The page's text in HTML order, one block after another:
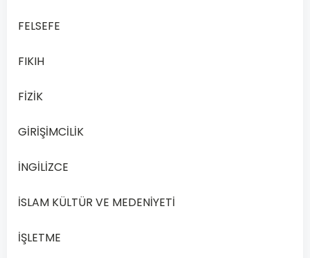
ilgili
bir
İnsan
nedenlerini
FELSEFE
FIKIH
FİZİK
GİRİŞİMCİLİK
İNGİLİZCE
İSLAM KÜLTÜR VE MEDENİYETİ
İŞLETME